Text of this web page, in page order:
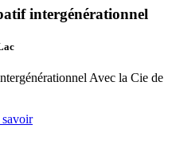
intergénérationnel
Avec la Cie de